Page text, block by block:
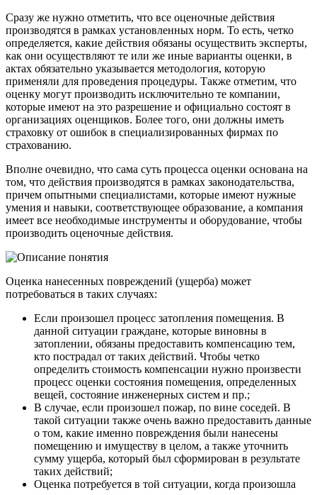
Сразу же нужно отметить, что все оценочные действия
производятся в рамках установленных норм. То есть, четко
определяется, какие действия обязаны осуществить эксперты,
как они осуществляют те или же иные варианты оценки, в
актах обязательно указывается методология, которую
применяли для проведения процедуры. Также отметим, что
оценку могут производить исключительно те компании,
которые имеют на это разрешение и официально состоят в
организациях оценщиков. Более того, они должны иметь
страховку от ошибок в специализированных фирмах по
страхованию.
Вполне очевидно, что сама суть процесса оценки основана на
том, что действия производятся в рамках законодательства,
причем опытными специалистами, которые имеют нужные
умения и навыки, соответствующее образование, а компания
имеет все необходимые инструменты и оборудование, чтобы
производить оценочные действия.
Оценка нанесенных повреждений (ущерба) может
потребоваться в таких случаях:
Если произошел процесс затопления помещения. В
данной ситуации граждане, которые виновны в
затоплении, обязаны предоставить компенсацию тем,
кто пострадал от таких действий. Чтобы четко
определить стоимость компенсации нужно произвести
процесс оценки состояния помещения, определенных
вещей, состояние инженерных систем и пр.;
В случае, если произошел пожар, по вине соседей. В
такой ситуации также очень важно предоставить данные
о том, какие именно повреждения были нанесены
помещению и имуществу в целом, а также уточнить
сумму ущерба, который был сформирован в результате
таких действий;
Оценка потребуется в той ситуации, когда произошла